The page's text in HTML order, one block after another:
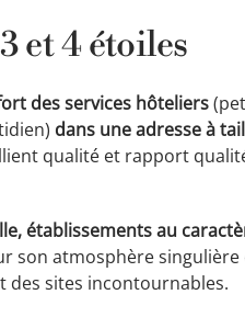
et 4 étoiles
des services hôteliers
dans une adresse à
qualité et rapport
établissements au
son atmosphère singulière
sites incontournables.